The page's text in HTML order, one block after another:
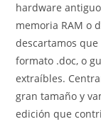
hardware
memoria RAM o
descartamos
formato .doc, o
extraíbles.
gran tamaño y
edición que